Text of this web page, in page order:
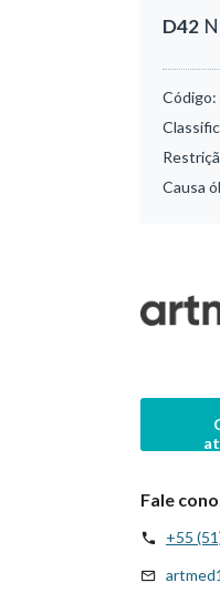
D42
Código:
Causa
Fale
+55